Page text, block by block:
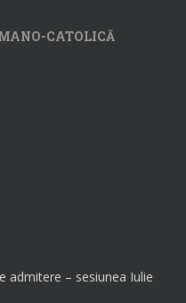
CATOLICĂ
admitere – sesiunea Iulie